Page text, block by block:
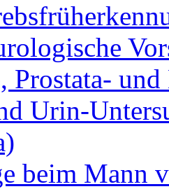
Prostata-
Urin-
beim Mann